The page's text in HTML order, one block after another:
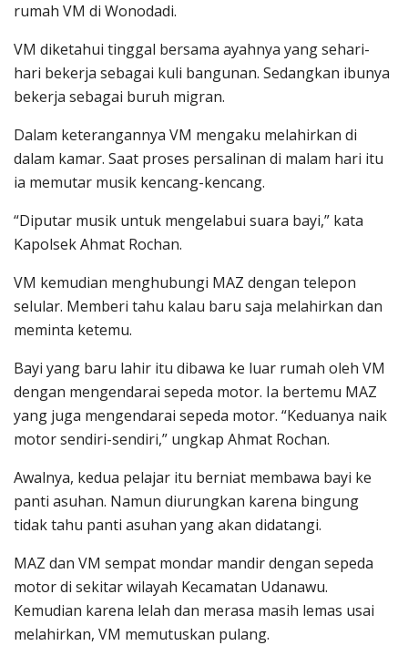
rumah VM di Wonodadi.
VM diketahui tinggal bersama ayahnya yang sehari-
hari bekerja sebagai kuli bangunan. Sedangkan ibunya
bekerja sebagai buruh migran.
Dalam keterangannya VM mengaku melahirkan di
dalam kamar. Saat proses persalinan di malam hari itu
ia memutar musik kencang-kencang.
“Diputar musik untuk mengelabui suara bayi,” kata
Kapolsek Ahmat Rochan.
VM kemudian menghubungi MAZ dengan telepon
selular. Memberi tahu kalau baru saja melahirkan dan
meminta ketemu.
Bayi yang baru lahir itu dibawa ke luar rumah oleh VM
dengan mengendarai sepeda motor. Ia bertemu MAZ
yang juga mengendarai sepeda motor. “Keduanya naik
motor sendiri-sendiri,” ungkap Ahmat Rochan.
Awalnya, kedua pelajar itu berniat membawa bayi ke
panti asuhan. Namun diurungkan karena bingung
tidak tahu panti asuhan yang akan didatangi.
MAZ dan VM sempat mondar mandir dengan sepeda
motor di sekitar wilayah Kecamatan Udanawu.
Kemudian karena lelah dan merasa masih lemas usai
melahirkan, VM memutuskan pulang.